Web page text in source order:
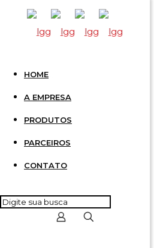
HOME
A EMPRESA
PRODUTOS
PARCEIROS
CONTATO